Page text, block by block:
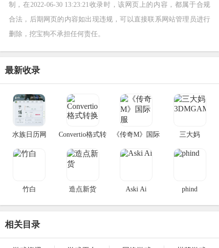
制，在2022-06-30 13:23:21收录时，该网页上的内容，都属于合规
合法，后期网页的内容如出现违规，可以直接联系网站管理员进行
删除，挖宝狗不承担任何责任。
最新收录
水族日历网
Convertio格式转
《传奇M》国际
三大妈
竹白 造点新货 Aski Ai phind
相关目录